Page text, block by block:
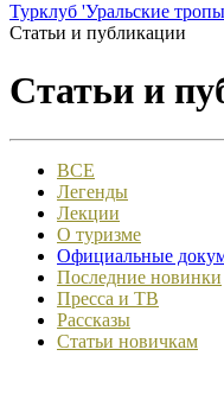
Турклуб 'Уральские
Статьи и публикации
Статьи и
ВСЕ
Легенды
Лекции
О туризме
Официальные
Последние новинки
Пресса и ТВ
Рассказы
Статьи новичкам